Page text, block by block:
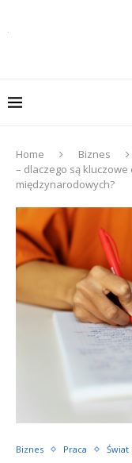
Home Biznes
– dlaczego są kluczowe
międzynarodowych?
Biznes Praca Świat